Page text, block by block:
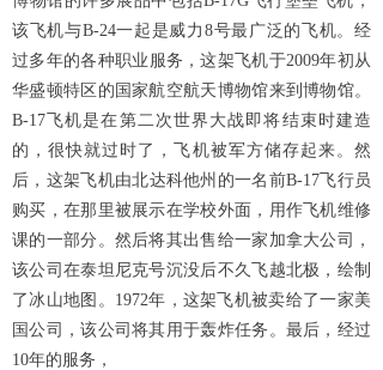
该飞机与B-24一起是威力8号最广泛的飞机。经
过多年的各种职业服务，这架飞机于2009年初从
华盛顿特区的国家航空航天博物馆来到博物馆。
B-17飞机是在第二次世界大战即将结束时建造
的，很快就过时了，飞机被军方储存起来。然
后，这架飞机由北达科他州的一名前B-17飞行员
购买，在那里被展示在学校外面，用作飞机维修
课的一部分。然后将其出售给一家加拿大公司，
该公司在泰坦尼克号沉没后不久飞越北极，绘制
了冰山地图。1972年，这架飞机被卖给了一家美
国公司，该公司将其用于轰炸任务。最后，经过
10年的服务，